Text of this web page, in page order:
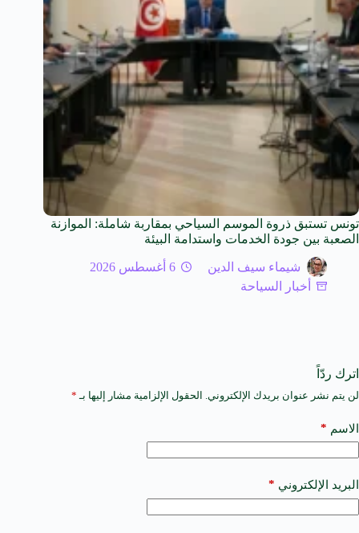
تونس تستبق ذروة الموسم السياحي بمقاربة شاملة: الموازنة
الصعبة بين جودة الخدمات واستدامة البيئة
شيماء سيف الدين
6 أغسطس 2026
أخبار السياحة
اترك ردّاً
لن يتم نشر عنوان بريدك الإلكتروني. الحقول الإلزامية مشار إليها بـ *
الاسم *
البريد الإلكتروني *
A
t
e
a
t
i